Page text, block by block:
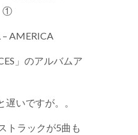
①
AMERICA
」のアルバムア
いですが。。
トラックが5曲も